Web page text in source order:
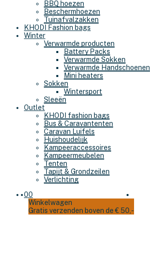
BBQ hoezen
Beschermhoezen
Tuinafvalzakken
KHODI Fashion bags
Winter
Verwarmde producten
Battery Packs
Verwarmde Sokken
Verwarmde Handschoenen
Mini heaters
Sokken
Wintersport
Sleeën
Outlet
KHODI fashion bags
Bus & Caravantenten
Caravan Luifels
Huishoudelijk
Kampeeraccessoires
Kampeermeubelen
Tenten
Tapijt & Grondzeilen
Verlichting
00
Winkelwagen
Gratis verzenden boven de € 50,-